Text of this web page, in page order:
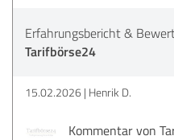
Erfahrungsbericht &
Tarifbörse24
15.02.2026 Henrik D.
Kommentar von